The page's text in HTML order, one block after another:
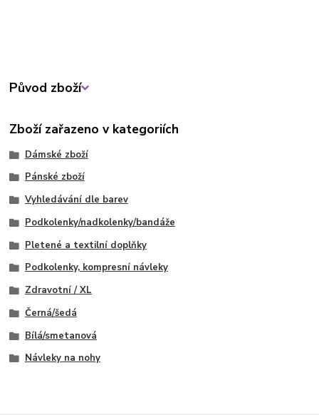
Původ zboží
Zboží zařazeno v kategoriích
Dámské zboží
Pánské zboží
Vyhledávání dle barev
Podkolenky/nadkolenky/bandáže
Pletené a textilní doplňky
Podkolenky, kompresní návleky
Zdravotní / XL
Černá/šedá
Bílá/smetanová
Návleky na nohy